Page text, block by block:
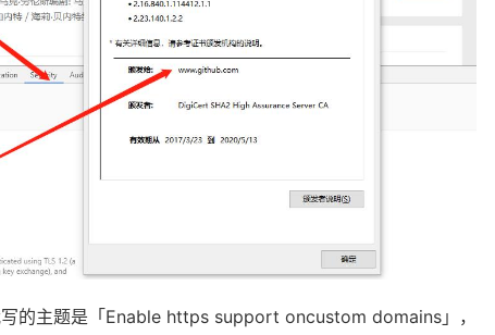
的主题是「Enable https support oncustom domains」，